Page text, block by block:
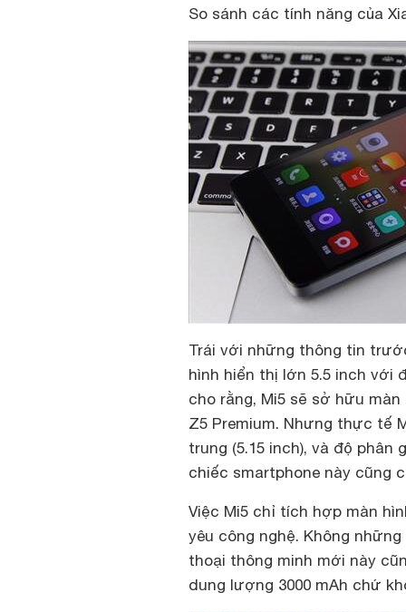
So sánh các tính năng của
Trái với những thông tin
hình hiển thị lớn 5.5 inch với
cho rằng, Mi5 sẽ sở hữu
Z5 Premium. Nhưng thực tế
trung (5.15 inch), và độ phân
chiếc smartphone này cũng
Việc Mi5 chỉ tích hợp màn
yêu công nghệ. Không
thoại thông minh mới này
dung lượng 3000 mAh chứ